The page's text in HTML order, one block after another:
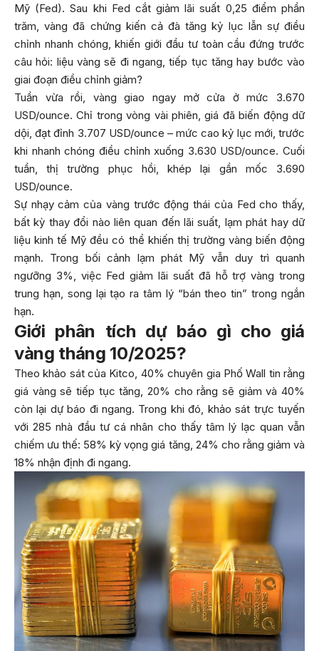
Mỹ (Fed). Sau khi Fed cắt giảm lãi suất 0,25 điểm phần
trăm, vàng đã chứng kiến cả đà tăng kỷ lục lẫn sự điều
chỉnh nhanh chóng, khiến giới đầu tư toàn cầu đứng trước
câu hỏi: liệu vàng sẽ đi ngang, tiếp tục tăng hay bước vào
giai đoạn điều chỉnh giảm?
Tuần vừa rồi, vàng giao ngay mở cửa ở mức 3.670
USD/ounce. Chỉ trong vòng vài phiên, giá đã biến động dữ
dội, đạt đỉnh 3.707 USD/ounce – mức cao kỷ lục mới, trước
khi nhanh chóng điều chỉnh xuống 3.630 USD/ounce. Cuối
tuần, thị trường phục hồi, khép lại gần mốc 3.690
USD/ounce.
Sự nhạy cảm của vàng trước động thái của Fed cho thấy,
bất kỳ thay đổi nào liên quan đến lãi suất, lạm phát hay dữ
liệu kinh tế Mỹ đều có thể khiến thị trường vàng biến động
mạnh. Trong bối cảnh lạm phát Mỹ vẫn duy trì quanh
ngưỡng 3%, việc Fed giảm lãi suất đã hỗ trợ vàng trong
trung hạn, song lại tạo ra tâm lý “bán theo tin” trong ngắn
hạn.
Giới phân tích dự báo gì cho giá
vàng tháng 10/2025?
Theo khảo sát của Kitco, 40% chuyên gia Phố Wall tin rằng
giá vàng sẽ tiếp tục tăng, 20% cho rằng sẽ giảm và 40%
còn lại dự báo đi ngang. Trong khi đó, khảo sát trực tuyến
với 285 nhà đầu tư cá nhân cho thấy tâm lý lạc quan vẫn
chiếm ưu thế: 58% kỳ vọng giá tăng, 24% cho rằng giảm và
18% nhận định đi ngang.